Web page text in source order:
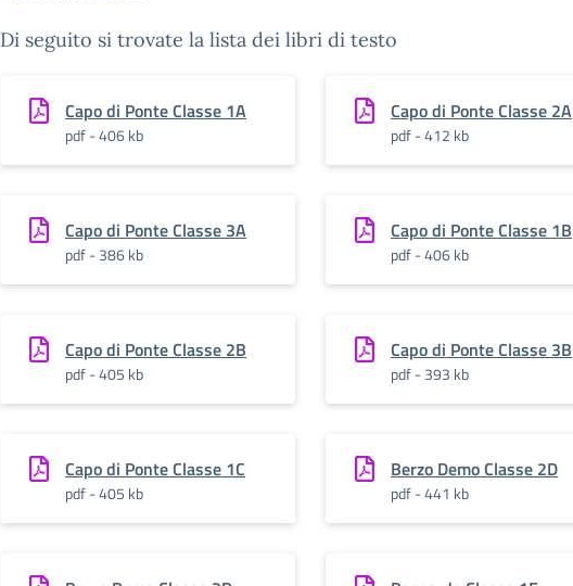
Di seguito si trovate la lista dei libri di testo
Capo di Ponte Classe 1A
pdf - 406 kb
Capo di Ponte Classe 2A
pdf - 412 kb
Capo di Ponte Classe 3A
pdf - 386 kb
Capo di Ponte Classe 1B
pdf - 406 kb
Capo di Ponte Classe 2B
pdf - 405 kb
Capo di Ponte Classe 3B
pdf - 393 kb
Capo di Ponte Classe 1C
pdf - 405 kb
Berzo Demo Classe 2D
pdf - 441 kb